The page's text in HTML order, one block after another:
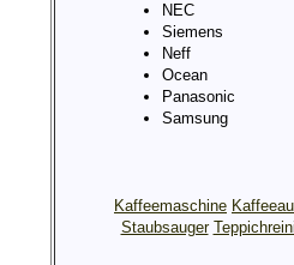
NEC
Siemens
Neff
Ocean
Panasonic
Samsung
Kaffeemaschine
Staubsauger